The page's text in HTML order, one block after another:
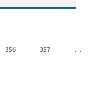
356 357 …